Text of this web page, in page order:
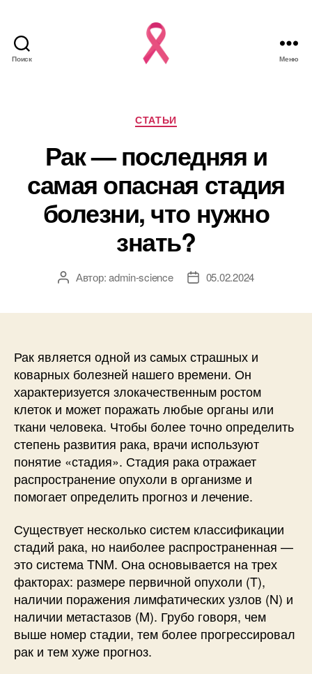
Поиск Меню
Рубрики
СТАТЬИ
Рак — последняя и
самая опасная стадия
болезни, что нужно
знать?
АвторАвтор:admin-science
Дата05.02.2024
Рак является одной из самых страшных и
коварных болезней нашего времени. Он
характеризуется злокачественным ростом
клеток и может поражать любые органы или
ткани человека. Чтобы более точно определить
степень развития рака, врачи используют
понятие «стадия». Стадия рака отражает
распространение опухоли в организме и
помогает определить прогноз и лечение.
Существует несколько систем классификации
стадий рака, но наиболее распространенная —
это система TNM. Она основывается на трех
факторах: размере первичной опухоли (T),
наличии поражения лимфатических узлов (N) и
наличии метастазов (M). Грубо говоря, чем
выше номер стадии, тем более прогрессировал
рак и тем хуже прогноз.